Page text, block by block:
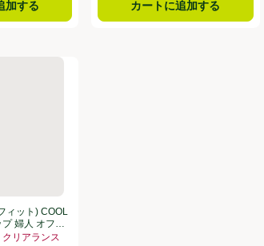
加する カートに追加する
オフホワイトXL トップバリュ
スフィット) COOL コットンタンクトップ 婦人 オ
で5点中0.0点。
ィット) COOL
婦人 オフホ
ュ
クリアランス